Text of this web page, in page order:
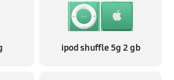
ipod shuffle 5g 2 gb